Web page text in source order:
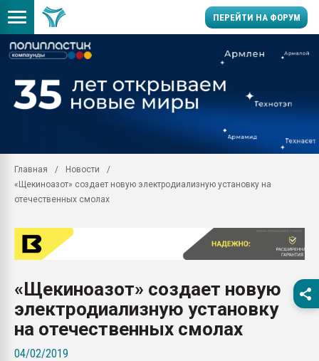
ПЕРЕЙТИ НА ФОРУМ
универсальны, что
умельцы изготовили
Продажа готового
производство SPC
29.07.2026 ФРП помог
Помощь в подборе
Вакуум-формовочные
Подмосковье, Москва
28.07.2026
первый план в
пластмасс
Главная
Новости
«Щекиноазот» создает новую электродиализную установку на
отечественных смолах
«Щекиноазот» создает новую
электродиализную установку
на отечественных смолах
04/02/2019